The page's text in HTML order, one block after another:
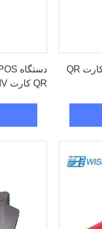
ترمینال POS هوشمند WCT-S8 برای پرداخت کارت QR
QR کارت Magstripe EMV